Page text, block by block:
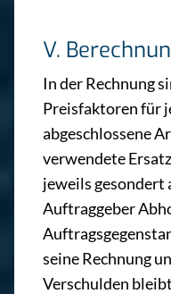
V.
In der Rechnung
Preisfaktoren für
abgeschlossene
verwendete
jeweils gesondert
Auftraggeber
seine Rechnung
Verschulden